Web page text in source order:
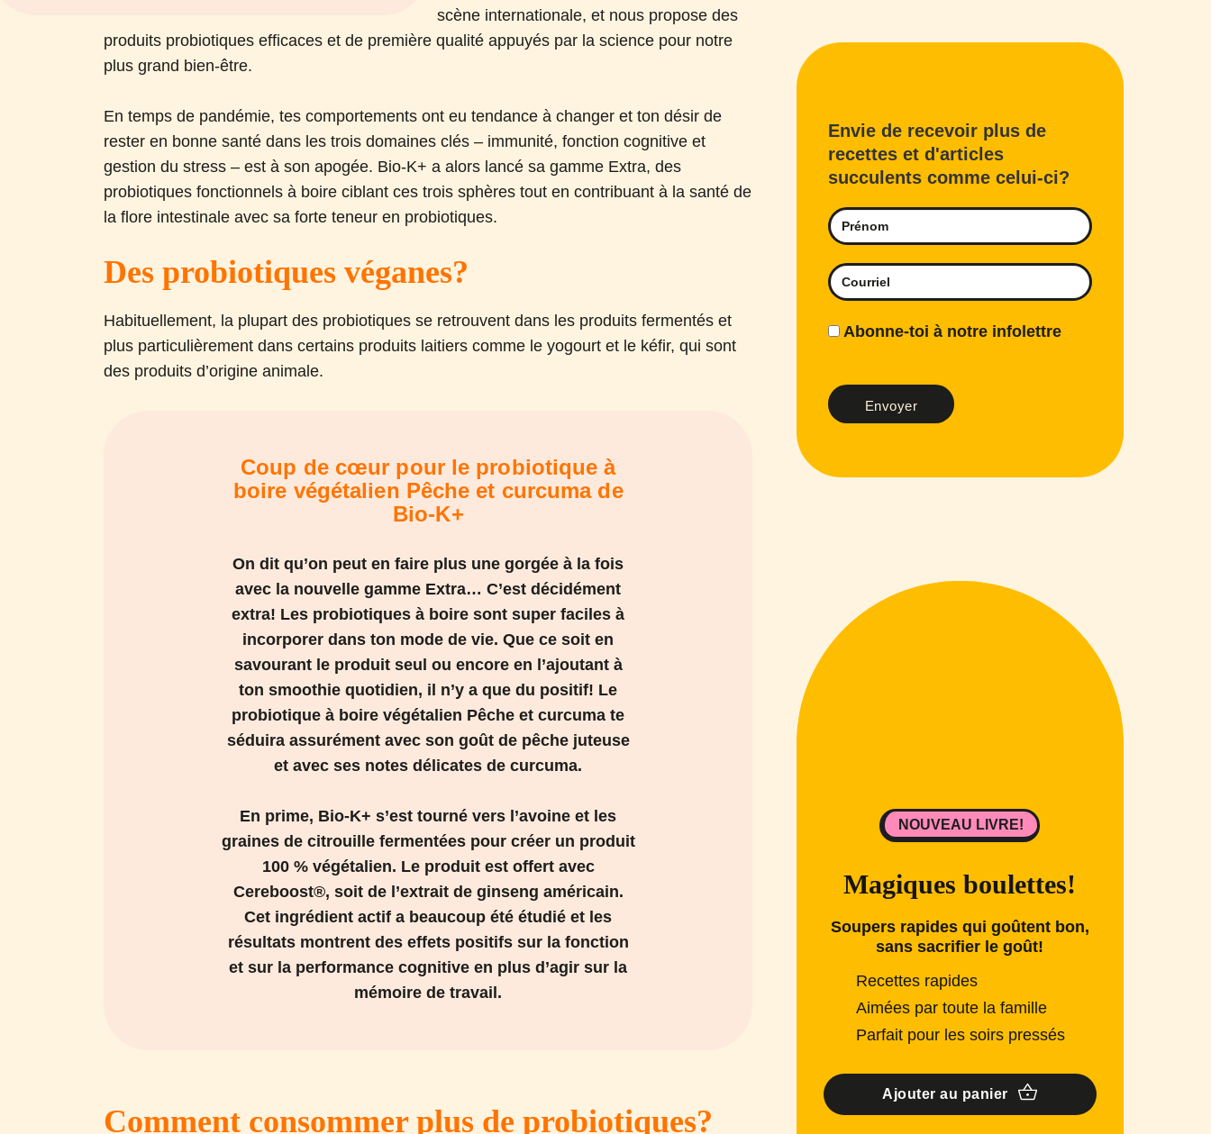
scène internationale, et nous propose des
produits probiotiques efficaces et de première qualité appuyés par la science pour notre
plus grand bien-être.
En temps de pandémie, tes comportements ont eu tendance à changer et ton désir de
rester en bonne santé dans les trois domaines clés – immunité, fonction cognitive et
gestion du stress – est à son apogée. Bio-K+ a alors lancé sa gamme Extra, des
probiotiques fonctionnels à boire ciblant ces trois sphères tout en contribuant à la santé de
la flore intestinale avec sa forte teneur en probiotiques.
Des probiotiques véganes?
Habituellement, la plupart des probiotiques se retrouvent dans les produits fermentés et
plus particulièrement dans certains produits laitiers comme le yogourt et le kéfir, qui sont
des produits d’origine animale.
Coup de cœur pour le probiotique à
boire végétalien Pêche et curcuma de
Bio-K+
On dit qu’on peut en faire plus une gorgée à la fois
avec la nouvelle gamme Extra… C’est décidément
extra! Les probiotiques à boire sont super faciles à
incorporer dans ton mode de vie. Que ce soit en
savourant le produit seul ou encore en l’ajoutant à
ton smoothie quotidien, il n’y a que du positif! Le
probiotique à boire végétalien Pêche et curcuma te
séduira assurément avec son goût de pêche juteuse
et avec ses notes délicates de curcuma.
En prime, Bio-K+ s’est tourné vers l’avoine et les
graines de citrouille fermentées pour créer un produit
100 % végétalien. Le produit est offert avec
Cereboost®, soit de l’extrait de ginseng américain.
Cet ingrédient actif a beaucoup été étudié et les
résultats montrent des effets positifs sur la fonction
et sur la performance cognitive en plus d’agir sur la
mémoire de travail.
Comment consommer plus de probiotiques?
Envie de recevoir plus de
recettes et d'articles
succulents comme celui-ci?
Abonne-toi à notre infolettre
Magiques boulettes!
Soupers rapides qui goûtent bon,
sans sacrifier le goût!
Recettes rapides
Aimées par toute la famille
Parfait pour les soirs pressés
Ajouter au panier
NOUVEAU LIVRE!